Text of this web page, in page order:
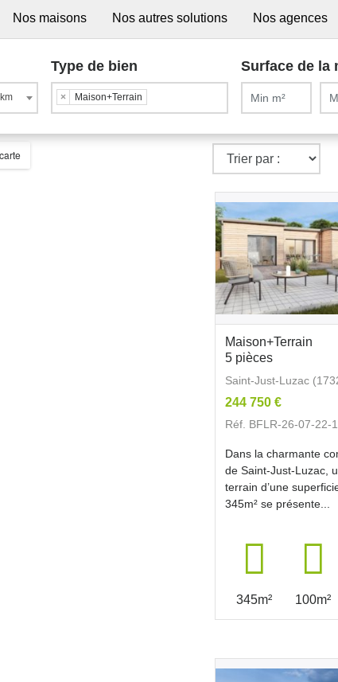
Nos maisons Nos autres solutions Nos agences
Type de bien
× Maison+Terrain
Surface de la
Maison+Terrain
5 pièces
Saint-Just-Luzac
244 750 €
Réf. BFLR-26-07-22-1
Dans la charmante
de Saint-Just-Luzac,
terrain d’une
345m² se présente...
345m² 100m²